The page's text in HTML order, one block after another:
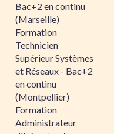
Bac+2 en continu
(Marseille)
Formation
Technicien
Supérieur Systèmes
et Réseaux - Bac+2
en continu
(Montpellier)
Formation
Administrateur